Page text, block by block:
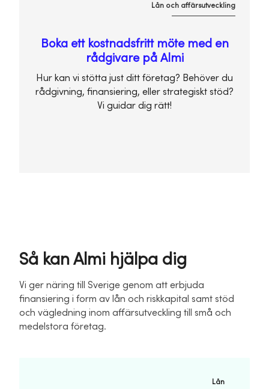
Lån och affärsutveckling
Boka ett kostnadsfritt möte med en
rådgivare på Almi
Hur kan vi stötta just ditt företag? Behöver du
rådgivning, finansiering, eller strategiskt stöd?
Vi guidar dig rätt!
Så kan Almi hjälpa dig
Vi ger näring till Sverige genom att erbjuda
finansiering i form av lån och riskkapital samt stöd
och vägledning inom affärsutveckling till små och
medelstora företag.
Lån